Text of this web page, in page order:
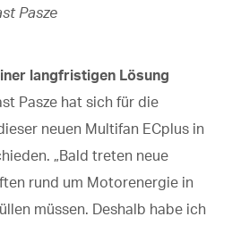
Pasze
langfristigen Lösung
Pasze hat sich für die
neuen Multifan ECplus in
„Bald treten neue
rund um Motorenergie in
müssen. Deshalb habe ich